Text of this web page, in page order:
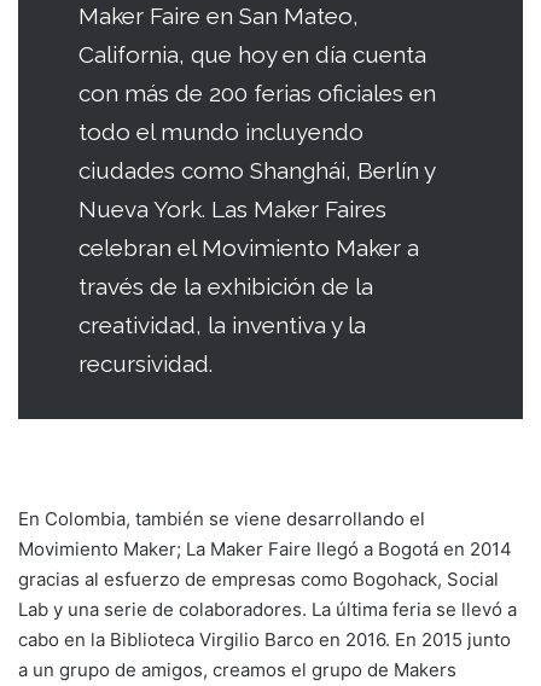
Maker Faire en San Mateo,
California, que hoy en día cuenta
con más de 200 ferias oficiales en
todo el mundo incluyendo
ciudades como Shanghái, Berlín y
Nueva York. Las Maker Faires
celebran el Movimiento Maker a
través de la exhibición de la
creatividad, la inventiva y la
recursividad.
En Colombia, también se viene desarrollando el
Movimiento Maker; La Maker Faire llegó a Bogotá en 2014
gracias al esfuerzo de empresas como Bogohack, Social
Lab y una serie de colaboradores. La última feria se llevó a
cabo en la Biblioteca Virgilio Barco en 2016. En 2015 junto
a un grupo de amigos, creamos el grupo de Makers